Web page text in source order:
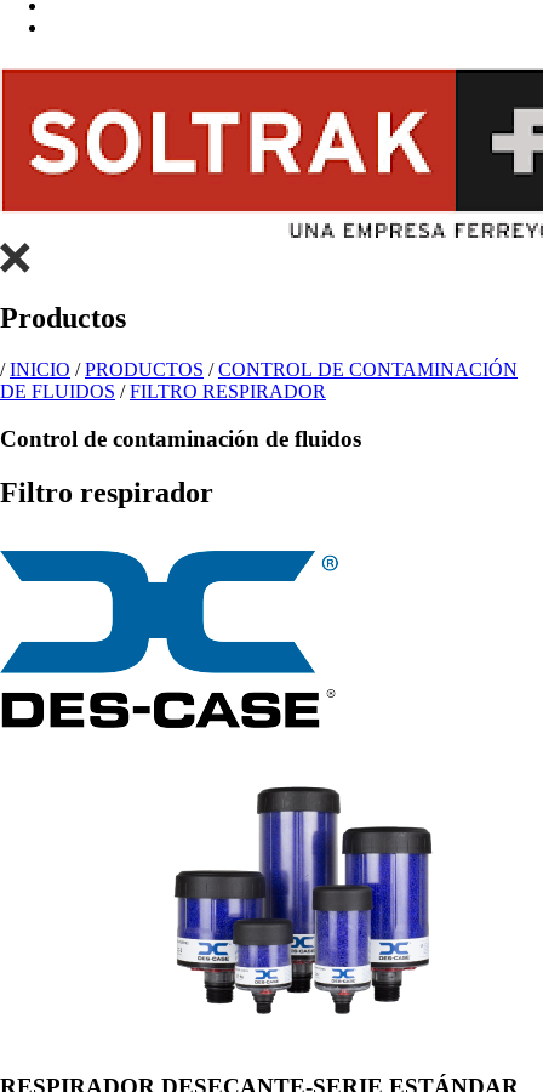
Productos
/INICIO /PRODUCTOS /CONTROL DE CONTAMINACIÓN
DE FLUIDOS /FILTRO RESPIRADOR
Control de contaminación de fluidos
Filtro respirador